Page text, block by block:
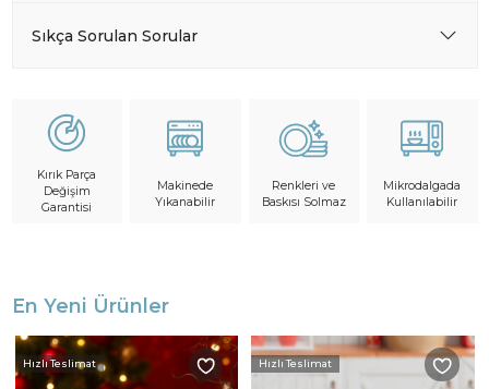
Sıkça Sorulan Sorular
Kırık Parça
Değişim
Garantisi
Makinede
Yıkanabilir
Renkleri ve
Baskısı Solmaz
Mikrodalgada
Kullanılabilir
En Yeni Ürünler
Hızlı Teslimat Hızlı Teslimat